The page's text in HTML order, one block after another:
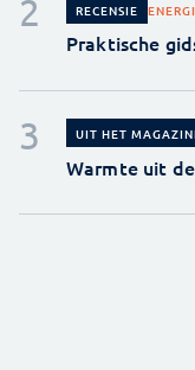
RECENSIE
Praktische
UIT HET
Warmte uit